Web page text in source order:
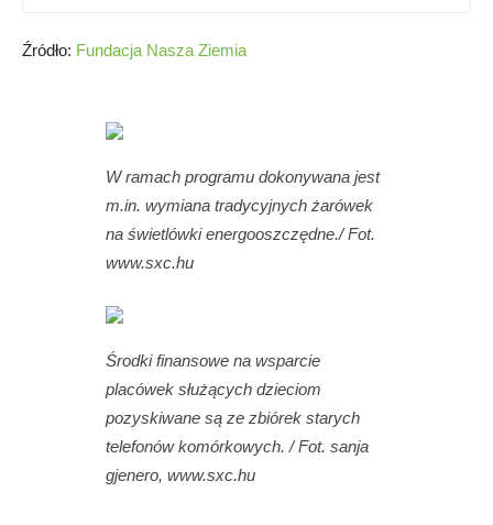
Źródło: Fundacja Nasza Ziemia
W ramach programu dokonywana jest
m.in. wymiana tradycyjnych żarówek
na świetlówki energooszczędne./ Fot.
www.sxc.hu
Środki finansowe na wsparcie
placówek służących dzieciom
pozyskiwane są ze zbiórek starych
telefonów komórkowych. / Fot. sanja
gjenero, www.sxc.hu